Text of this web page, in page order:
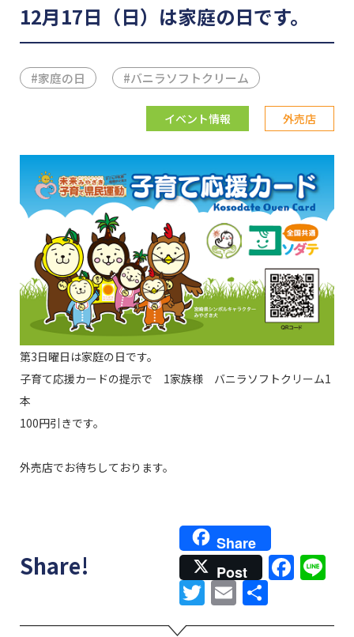
12月17日（日）は家庭の日です。
#家庭の日 #バニラソフトクリーム
イベント情報 外売店
第3日曜日は家庭の日です。
子育て応援カードの提示で 1家族様 バニラソフトクリーム1
本
100円引きです。
外売店でお待ちしております。
Share!
Share
Post
Twitter
Email
共
有